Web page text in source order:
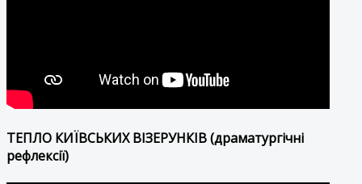
ТЕПЛО КИЇВСЬКИХ ВІЗЕРУНКІВ (драматургічні
рефлексії)